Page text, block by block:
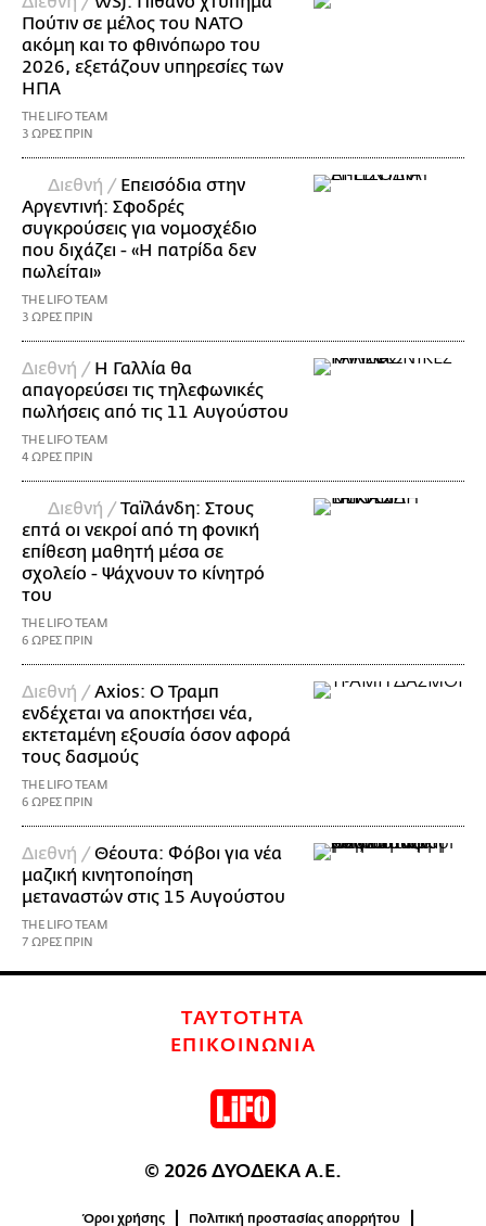
Πούτιν σε μέλος του ΝΑΤΟ
ακόμη και το φθινόπωρο του
2026, εξετάζουν υπηρεσίες των
ΗΠΑ
THE LIFO TEAM
3 ΩΡΕΣ ΠΡΙΝ
Διεθνή / Επεισόδια στην
Αργεντινή: Σφοδρές
συγκρούσεις για νομοσχέδιο
που διχάζει - «Η πατρίδα δεν
πωλείται»
THE LIFO TEAM
3 ΩΡΕΣ ΠΡΙΝ
Διεθνή / Η Γαλλία θα
απαγορεύσει τις τηλεφωνικές
πωλήσεις από τις 11 Αυγούστου
THE LIFO TEAM
4 ΩΡΕΣ ΠΡΙΝ
Διεθνή /Ταϊλάνδη: Στους
επτά οι νεκροί από τη φονική
επίθεση μαθητή μέσα σε
σχολείο - Ψάχνουν το κίνητρό
του
THE LIFO TEAM
6 ΩΡΕΣ ΠΡΙΝ
Διεθνή /Axios: Ο Τραμπ
ενδέχεται να αποκτήσει νέα,
εκτεταμένη εξουσία όσον αφορά
τους δασμούς
THE LIFO TEAM
6 ΩΡΕΣ ΠΡΙΝ
Διεθνή /Θέουτα: Φόβοι για νέα
μαζική κινητοποίηση
μεταναστών στις 15 Αυγούστου
THE LIFO TEAM
7 ΩΡΕΣ ΠΡΙΝ
ΤΑΥΤΟΤΗΤΑ
ΕΠΙΚΟΙΝΩΝΙΑ
© 2026 ΔΥΟΔΕΚΑ Α.Ε.
Όροι χρήσης Πολιτική προστασίας απορρήτου